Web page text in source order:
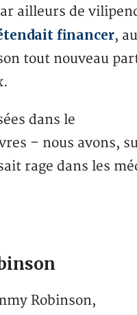
ailleurs de
financer, au
tout nouveau
dans le
– nous avons,
rage dans les
Robinson,